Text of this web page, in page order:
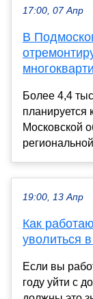
17:00, 07 Апр
В
Более 4,4
планируется
Московской
19:00, 13 Апр
Как
уволиться
Если вы
году уйти с